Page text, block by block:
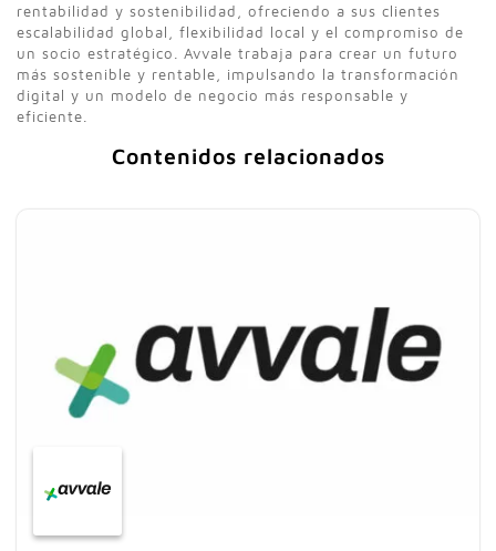
rentabilidad y sostenibilidad, ofreciendo a sus clientes
escalabilidad global, flexibilidad local y el compromiso de
un socio estratégico. Avvale trabaja para crear un futuro
más sostenible y rentable, impulsando la transformación
digital y un modelo de negocio más responsable y
eficiente.
Contenidos relacionados